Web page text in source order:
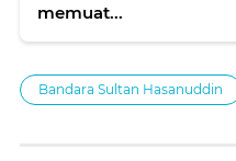
memuat...
Bandara Sultan Hasanuddin